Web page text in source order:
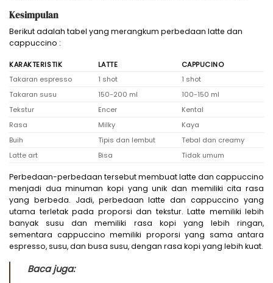
Kesimpulan
Berikut adalah tabel yang merangkum perbedaan latte dan
cappuccino :
KARAKTERISTIK LATTE
CAPPUCINO
Takaran espresso
1 shot
1 shot
Takaran susu
150-200 ml
100-150 ml
Tekstur
Encer
Kental
Rasa
Milky
Kaya
Buih
Tipis dan lembut
Tebal dan creamy
Latte art
Bisa Tidak umum
Perbedaan-perbedaan tersebut membuat latte dan cappuccino
menjadi dua minuman kopi yang unik dan memiliki cita rasa
yang berbeda. Jadi, perbedaan latte dan cappuccino yang
utama terletak pada proporsi dan tekstur. Latte memiliki lebih
banyak susu dan memiliki rasa kopi yang lebih ringan,
sementara cappuccino memiliki proporsi yang sama antara
espresso, susu, dan busa susu, dengan rasa kopi yang lebih kuat.
Baca juga: